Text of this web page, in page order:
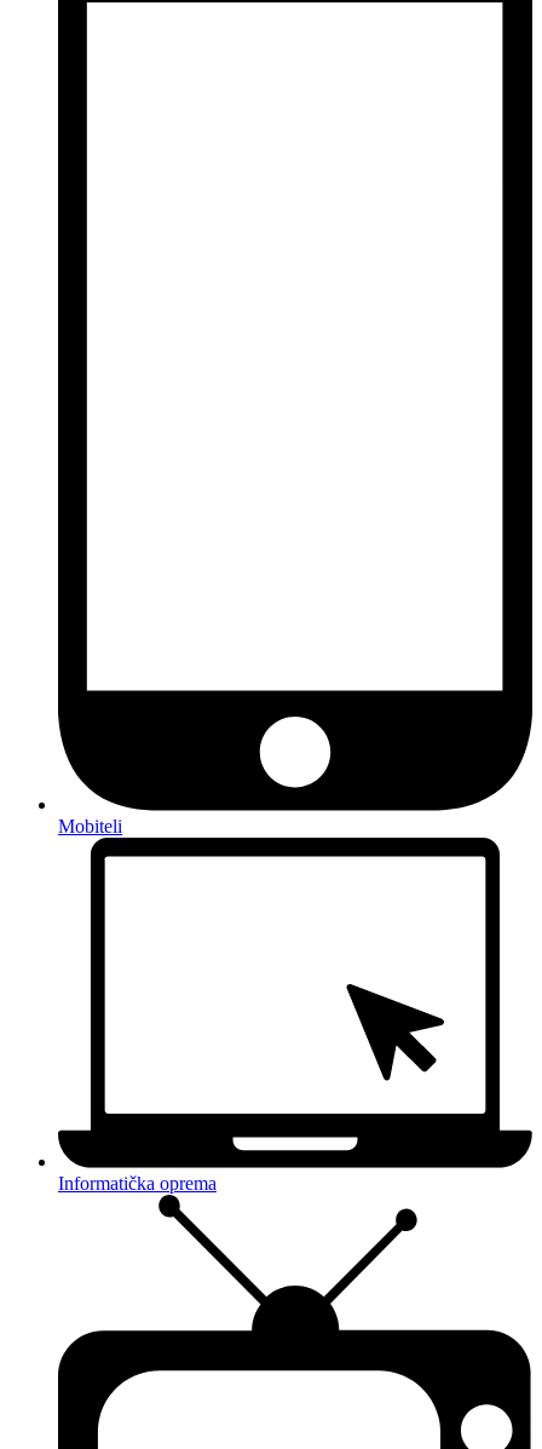
Mobiteli
Informatička oprema